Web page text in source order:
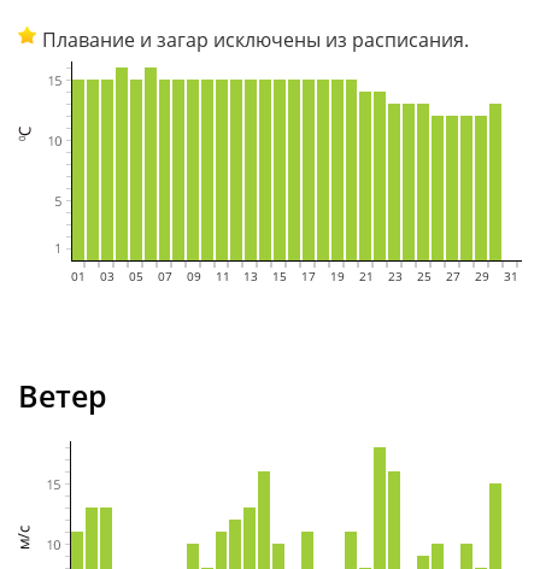
Плавание и загар исключены из расписания.
01 03 05 0708 0910 11 13 15 17 19 2021 2223 25 2728 2930 31
Ветер